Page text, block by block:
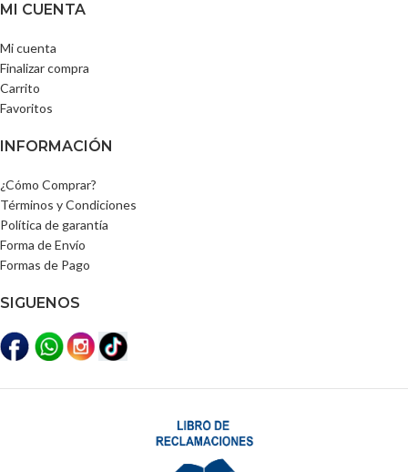
MI CUENTA
Mi cuenta
Finalizar compra
Carrito
Favoritos
INFORMACIÓN
¿Cómo Comprar?
Términos y Condiciones
Política de garantía
Forma de Envío
Formas de Pago
SIGUENOS